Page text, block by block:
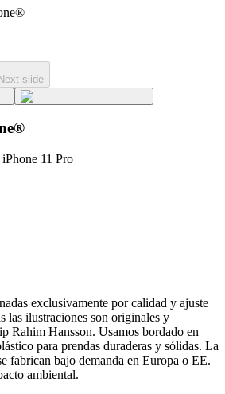
Next slide
11 Pro
exclusivamente por calidad y ajuste
las ilustraciones son originales y
Rahim Hansson. Usamos bordado en
para prendas duraderas y sólidas. La
fabrican bajo demanda en Europa o EE.
ambiental.